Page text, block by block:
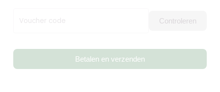
Voucher code Controleren
Betalen en verzenden